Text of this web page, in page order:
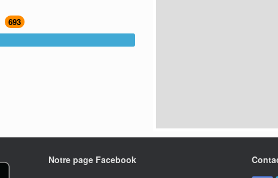
693
Notre page Facebook